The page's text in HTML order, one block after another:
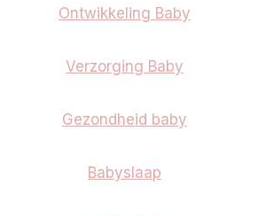
Ontwikkeling Baby
Verzorging Baby
Gezondheid baby
Babyslaap